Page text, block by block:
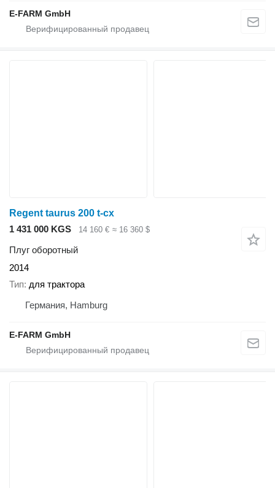
E-FARM GmbH
Regent taurus 200 t-cx
1 431 000 KGS
14 160 € ≈ 16 360 $
Плуг оборотный
2014
Тип для трактора
Германия, Hamburg
E-FARM GmbH